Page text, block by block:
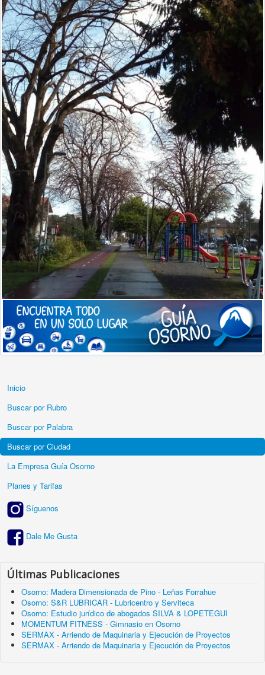
Inicio
Buscar por Rubro
Buscar por Palabra
Buscar por Ciudad
La Empresa Guía Osorno
Planes y Tarifas
Síguenos
Dale Me Gusta
Últimas Publicaciones
Osorno: Madera Dimensionada de Pino - Leñas Forrahue
Osorno: S&R LUBRICAR - Lubricentro y Serviteca
Osorno: Estudio jurídico de abogados SILVA & LOPETEGUI
MOMENTUM FITNESS - Gimnasio en Osorno
SERMAX - Arriendo de Maquinaria y Ejecución de Proyectos
SERMAX - Arriendo de Maquinaria y Ejecución de Proyectos